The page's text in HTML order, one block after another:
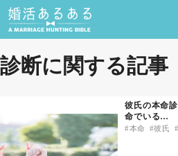
健康
恋愛の悩み
診断に関する記事
彼氏の本命
命でいる…
本命 彼氏